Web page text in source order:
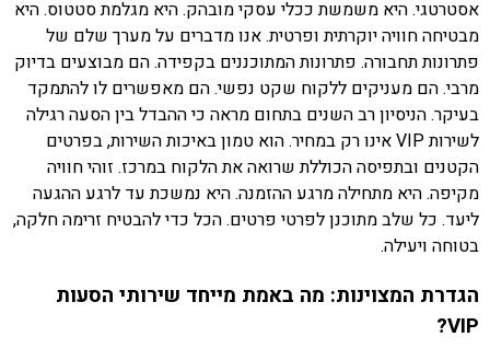
אסטרטגי. היא משמשת ככלי עסקי מובהק. היא מגלמת סטטוס. היא
מבטיחה חוויה יוקרתית ופרטית. אנו מדברים על מערך שלם של
פתרונות תחבורה. פתרונות המתוכננים בקפידה. הם מבוצעים בדיוק
מרבי. הם מעניקים ללקוח שקט נפשי. הם מאפשרים לו להתמקד
בעיקר. הניסיון רב השנים בתחום מראה כי ההבדל בין הסעה רגילה
לשירות VIP אינו רק במחיר. הוא טמון באיכות השירות, בפרטים
הקטנים ובתפיסה הכוללת שרואה את הלקוח במרכז. זוהי חוויה
מקיפה. היא מתחילה מרגע ההזמנה. היא נמשכת עד לרגע ההגעה
ליעד. כל שלב מתוכנן לפרטי פרטים. הכל כדי להבטיח זרימה חלקה,
בטוחה ויעילה.
הגדרת המצוינות: מה באמת מייחד שירותי הסעות
VIP?